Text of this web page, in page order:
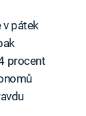
v pátek
procent